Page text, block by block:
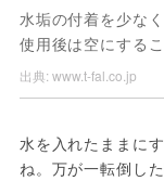
水垢の付着を少な
使用後は空にする
出典: www.t-fal.co.jp
水を入れたままに
ね。万が一転倒し